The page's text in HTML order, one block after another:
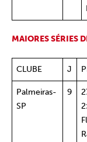
MAIORES SÉRIES
CLUBE J
Palmeiras-
SP
9